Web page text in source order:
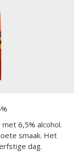
6,5% alcohol.
smaak. Het
dag.